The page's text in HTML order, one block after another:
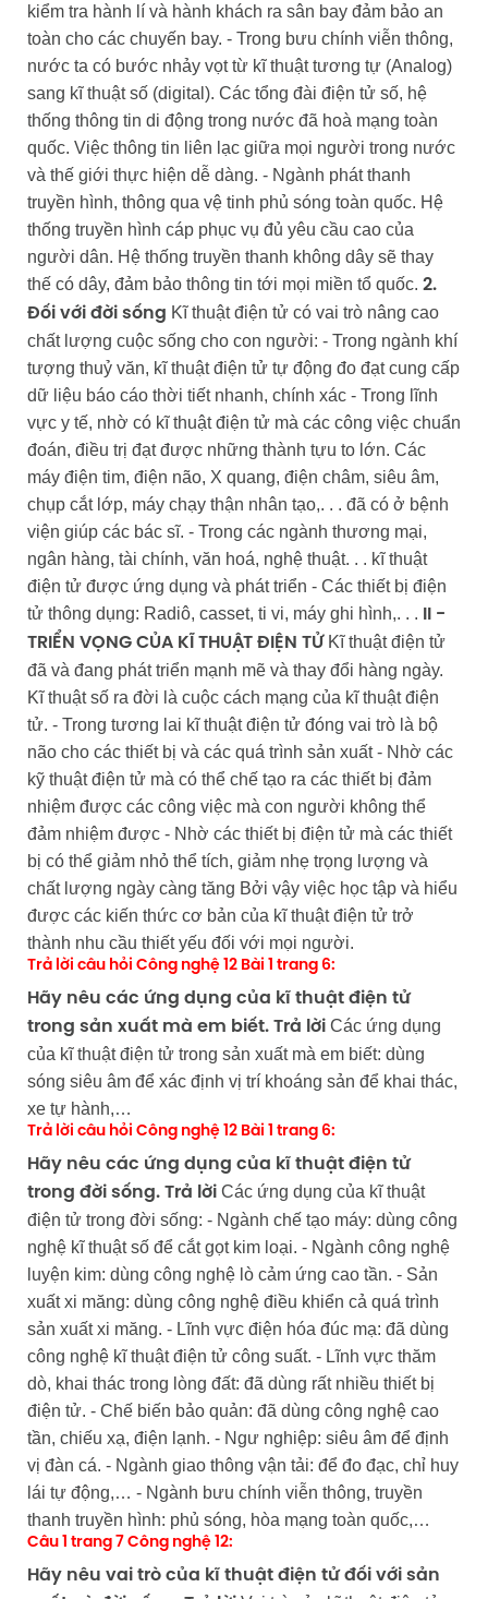
kiểm tra hành lí và hành khách ra sân bay đảm bảo an
toàn cho các chuyến bay. - Trong bưu chính viễn thông,
nước ta có bước nhảy vọt từ kĩ thuật tương tự (Analog)
sang kĩ thuật số (digital). Các tổng đài điện tử số, hệ
thống thông tin di động trong nước đã hoà mạng toàn
quốc. Việc thông tin liên lạc giữa mọi người trong nước
và thế giới thực hiện dễ dàng. - Ngành phát thanh
truyền hình, thông qua vệ tinh phủ sóng toàn quốc. Hệ
thống truyền hình cáp phục vụ đủ yêu cầu cao của
người dân. Hệ thống truyền thanh không dây sẽ thay
thế có dây, đảm bảo thông tin tới mọi miền tổ quốc. 2.
Đối với đời sống Kĩ thuật điện tử có vai trò nâng cao
chất lượng cuộc sống cho con người: - Trong ngành khí
tượng thuỷ văn, kĩ thuật điện tử tự động đo đạt cung cấp
dữ liệu báo cáo thời tiết nhanh, chính xác - Trong lĩnh
vực y tế, nhờ có kĩ thuật điện tử mà các công việc chuẩn
đoán, điều trị đạt được những thành tựu to lớn. Các
máy điện tim, điện não, X quang, điện châm, siêu âm,
chụp cắt lớp, máy chạy thận nhân tạo,. . . đã có ở bệnh
viện giúp các bác sĩ. - Trong các ngành thương mại,
ngân hàng, tài chính, văn hoá, nghệ thuật. . . kĩ thuật
điện tử được ứng dụng và phát triển - Các thiết bị điện
tử thông dụng: Radiô, casset, ti vi, máy ghi hình,. . .
II -
TRIỂN VỌNG CỦA KĨ THUẬT ĐIỆN TỬKĩ thuật điện tử
đã và đang phát triển mạnh mẽ và thay đổi hàng ngày.
Kĩ thuật số ra đời là cuộc cách mạng của kĩ thuật điện
tử. - Trong tương lai kĩ thuật điện tử đóng vai trò là bộ
não cho các thiết bị và các quá trình sản xuất - Nhờ các
kỹ thuật điện tử mà có thể chế tạo ra các thiết bị đảm
nhiệm được các công việc mà con người không thể
đảm nhiệm được - Nhờ các thiết bị điện tử mà các thiết
bị có thể giảm nhỏ thể tích, giảm nhẹ trọng lượng và
chất lượng ngày càng tăng Bởi vậy việc học tập và hiểu
được các kiến thức cơ bản của kĩ thuật điện tử trở
thành nhu cầu thiết yếu đối với mọi người.
Trả lời câu hỏi Công nghệ 12 Bài 1 trang 6:
Hãy nêu các ứng dụng của kĩ thuật điện tử
trong sản xuất mà em biết. Trả lờiCác ứng dụng
của kĩ thuật điện tử trong sản xuất mà em biết: dùng
sóng siêu âm để xác định vị trí khoáng sản để khai thác,
xe tự hành,…
Trả lời câu hỏi Công nghệ 12 Bài 1 trang 6:
Hãy nêu các ứng dụng của kĩ thuật điện tử
trong đời sống. Trả lờiCác ứng dụng của kĩ thuật
điện tử trong đời sống: - Ngành chế tạo máy: dùng công
nghệ kĩ thuật số để cắt gọt kim loại. - Ngành công nghệ
luyện kim: dùng công nghệ lò cảm ứng cao tần. - Sản
xuất xi măng: dùng công nghệ điều khiển cả quá trình
sản xuất xi măng. - Lĩnh vực điện hóa đúc mạ: đã dùng
công nghệ kĩ thuật điện tử công suất. - Lĩnh vực thăm
dò, khai thác trong lòng đất: đã dùng rất nhiều thiết bị
điện tử. - Chế biến bảo quản: đã dùng công nghệ cao
tần, chiếu xạ, điện lạnh. - Ngư nghiệp: siêu âm để định
vị đàn cá. - Ngành giao thông vận tải: để đo đạc, chỉ huy
lái tự động,… - Ngành bưu chính viễn thông, truyền
thanh truyền hình: phủ sóng, hòa mạng toàn quốc,…
Câu 1 trang 7 Công nghệ 12:
Hãy nêu vai trò của kĩ thuật điện tử đối với sản